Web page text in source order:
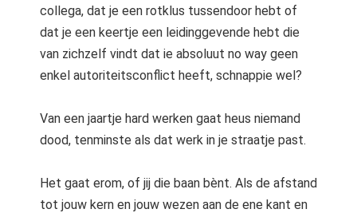
collega, dat je een rotklus tussendoor hebt of
dat je een keertje een leidinggevende hebt die
van zichzelf vindt dat ie absoluut no way geen
enkel autoriteitsconflict heeft, schnappie wel?
Van een jaartje hard werken gaat heus niemand
dood, tenminste als dat werk in je straatje past.
Het gaat erom, of jij die baan bènt. Als de afstand
tot jouw kern en jouw wezen aan de ene kant en